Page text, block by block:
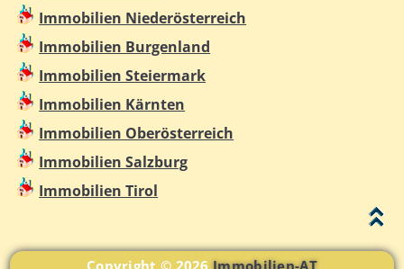
Immobilien Niederösterreich
Immobilien Burgenland
Immobilien Steiermark
Immobilien Kärnten
Immobilien Oberösterreich
Immobilien Salzburg
Immobilien Tirol
Copyright © 2026Immobilien-AT